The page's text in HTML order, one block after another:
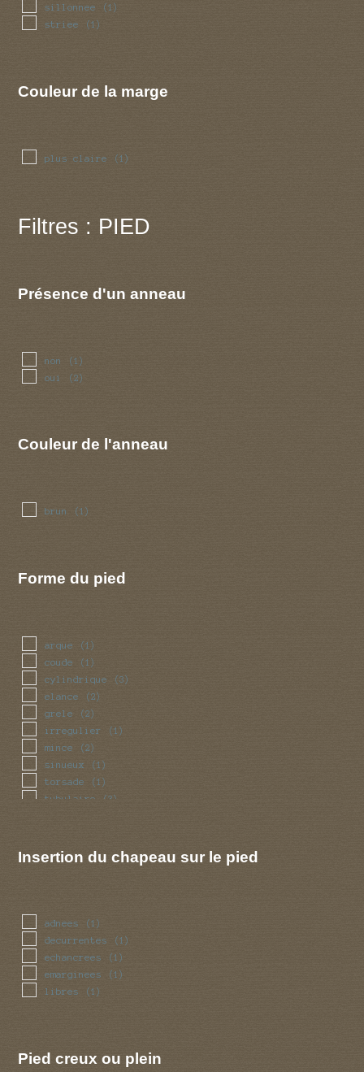
sillonnee (1)
striee (1)
Couleur de la marge
plus claire (1)
Filtres : PIED
Présence d'un anneau
non (1)
oui (2)
Couleur de l'anneau
brun (1)
Forme du pied
arque (1)
coude (1)
cylindrique (3)
elance (2)
grele (2)
irregulier (1)
mince (2)
sinueux (1)
torsade (1)
tubulaire (3)
Insertion du chapeau sur le pied
adnees (1)
decurrentes (1)
echancrees (1)
emarginees (1)
libres (1)
Pied creux ou plein